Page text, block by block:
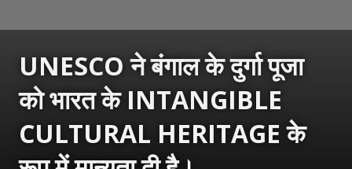
UNESCO ने बंगाल के दुर्गा पूजा
को भारत के INTANGIBLE
CULTURAL HERITAGE के